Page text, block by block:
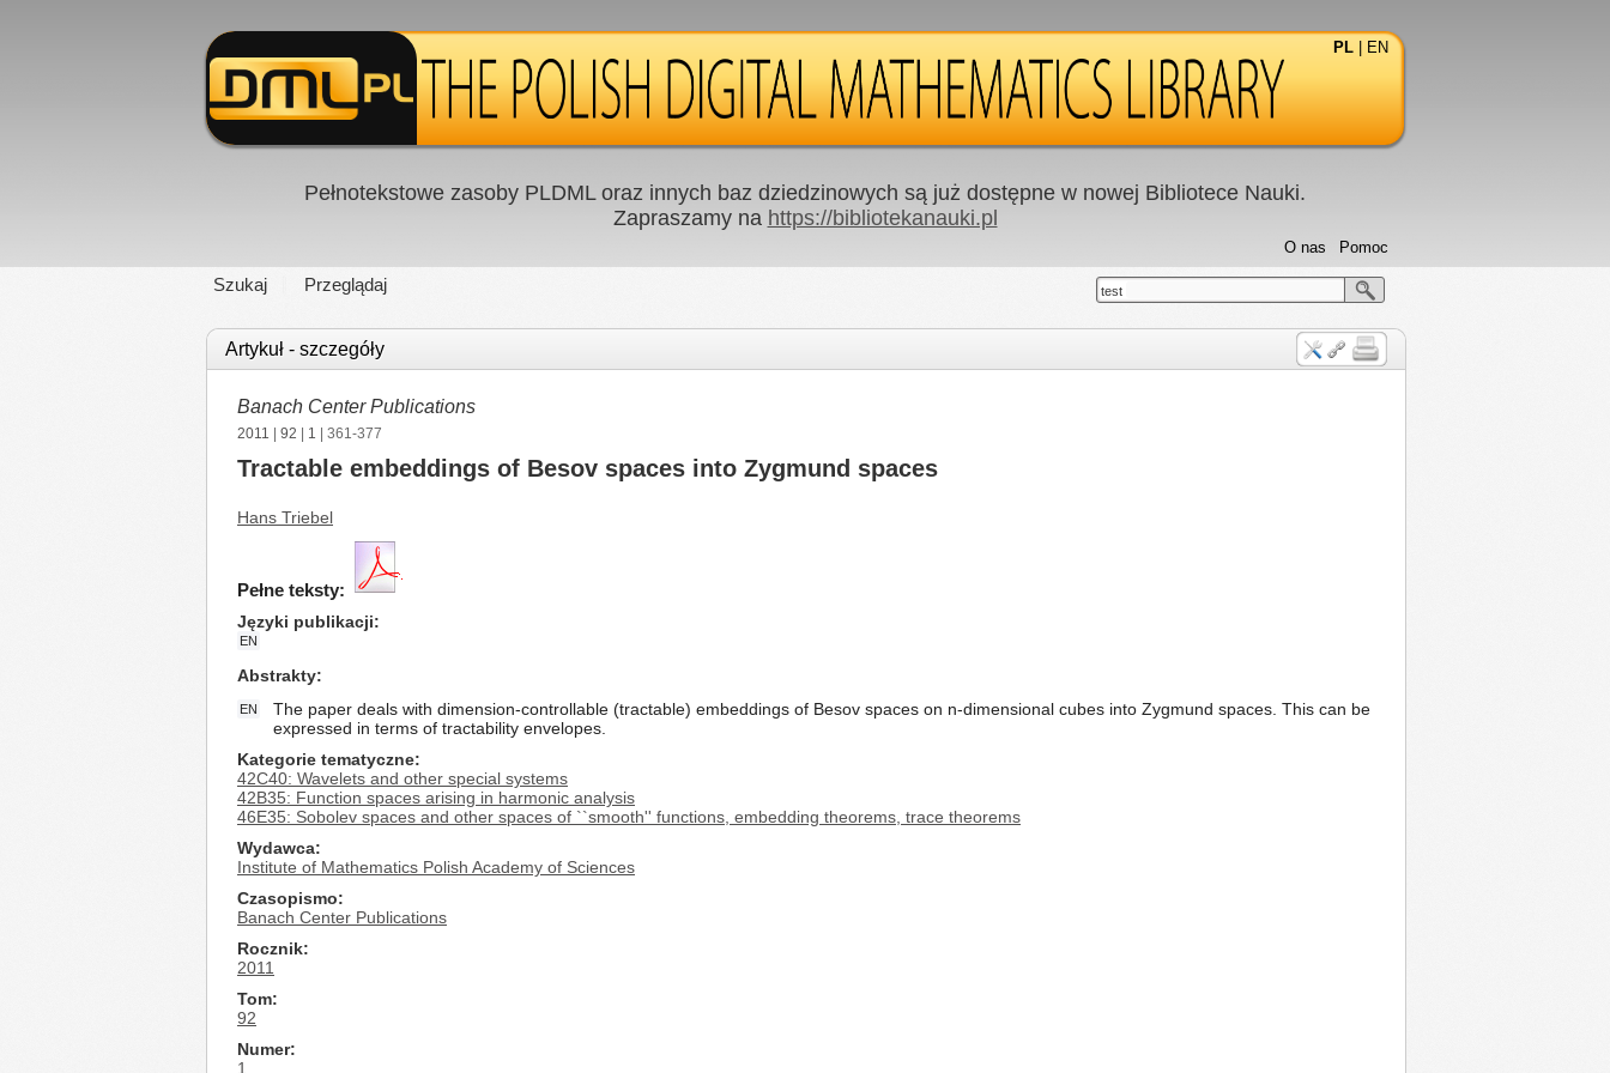
PL EN
Pełnotekstowe zasoby PLDML oraz innych baz dziedzinowych są już dostępne w nowej Bibliotece Nauki.
Zapraszamy na https://bibliotekanauki.pl
Szukaj Przeglądaj
Pomoc
O nas
test
Artykuł - szczegóły
Banach Center Publications
2011 92 1 | 361-377
Tractable embeddings of Besov spaces into Zygmund spaces
Hans Triebel
Pełne teksty:
Języki publikacji
EN
Abstrakty
EN
The paper deals with dimension-controllable (tractable) embeddings of Besov spaces on n-dimensional cubes into Zygmund spaces. This can be
expressed in terms of tractability envelopes.
Kategorie tematyczne
42C40: Wavelets and other special systems
42B35: Function spaces arising in harmonic analysis
46E35: Sobolev spaces and other spaces of ``smooth'' functions, embedding theorems, trace theorems
Wydawca
Institute of Mathematics Polish Academy of Sciences
Czasopismo
Banach Center Publications
Rocznik
2011
Tom
92
Numer
1